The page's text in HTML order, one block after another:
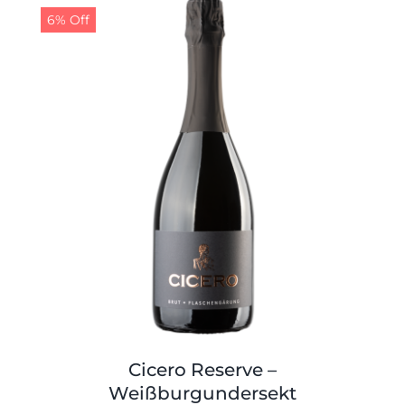
Shop
Kontakt
Tabak
6% Off
Cicero Reserve –
Weißburgundersekt